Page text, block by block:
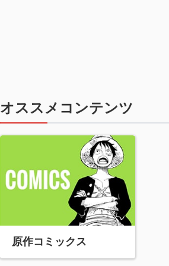
オススメコンテンツ
原作コミックス